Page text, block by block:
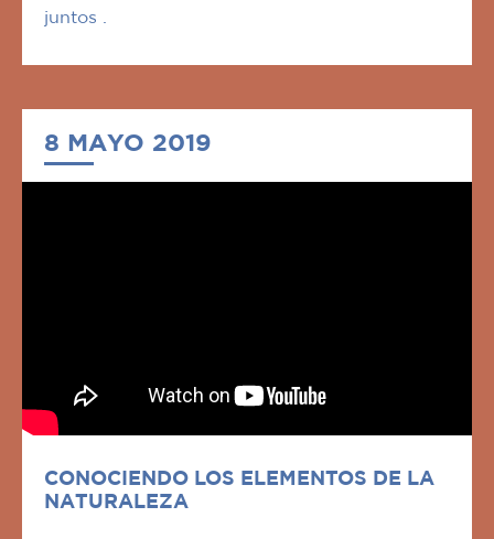
juntos .
8 MAYO 2019
CONOCIENDO LOS ELEMENTOS DE LA
NATURALEZA